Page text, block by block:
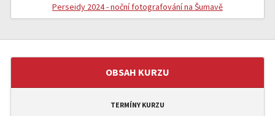
Perseidy 2024 - noční fotografování na Šumavě
OBSAH KURZU
TERMÍNY KURZU